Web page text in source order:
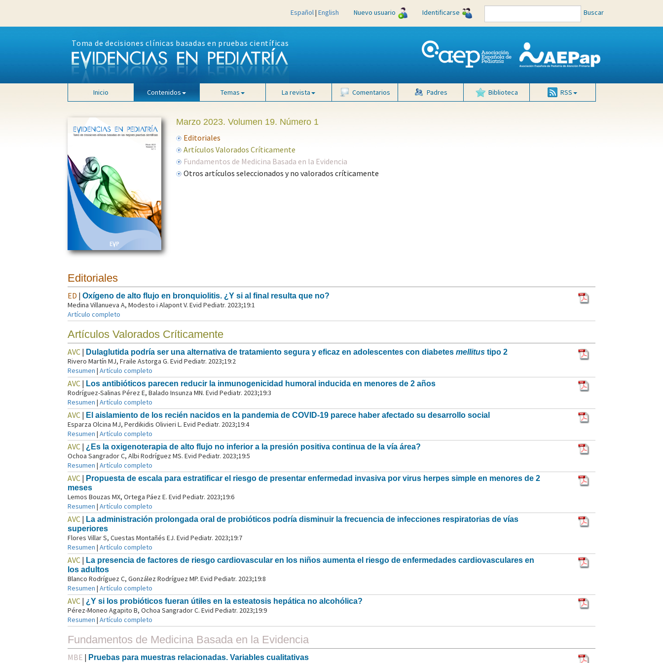
Español| English Nuevo usuario Identificarse Buscar
Toma de decisiones clínicas basadas en pruebas científicas
Inicio Contenidos Temas La revista Comentarios Padres Biblioteca RSS
Marzo 2023. Volumen 19. Número 1
Editoriales
Artículos Valorados Críticamente
Fundamentos de Medicina Basada en la Evidencia
Otros artículos seleccionados y no valorados críticamente
Editoriales
ED | Oxígeno de alto flujo en bronquiolitis. ¿Y si al final resulta que no?
Medina Villanueva A, Modesto i Alapont V. Evid Pediatr. 2023;19:1
Artículo completo
Artículos Valorados Críticamente
AVC | Dulaglutida podría ser una alternativa de tratamiento segura y eficaz en adolescentes con diabetes mellitus tipo 2
Rivero Martín MJ, Fraile Astorga G. Evid Pediatr. 2023;19:2
Resumen | Artículo completo
AVC | Los antibióticos parecen reducir la inmunogenicidad humoral inducida en menores de 2 años
Rodríguez-Salinas Pérez E, Balado Insunza MN. Evid Pediatr. 2023;19:3
Resumen | Artículo completo
AVC | El aislamiento de los recién nacidos en la pandemia de COVID-19 parece haber afectado su desarrollo social
Esparza Olcina MJ, Perdikidis Olivieri L. Evid Pediatr. 2023;19:4
Resumen | Artículo completo
AVC | ¿Es la oxigenoterapia de alto flujo no inferior a la presión positiva continua de la vía área?
Ochoa Sangrador C, Albi Rodríguez MS. Evid Pediatr. 2023;19:5
Resumen | Artículo completo
AVC | Propuesta de escala para estratificar el riesgo de presentar enfermedad invasiva por virus herpes simple en menores de 2
meses
Lemos Bouzas MX, Ortega Páez E. Evid Pediatr. 2023;19:6
Resumen | Artículo completo
AVC | La administración prolongada oral de probióticos podría disminuir la frecuencia de infecciones respiratorias de vías
superiores
Flores Villar S, Cuestas Montañés EJ. Evid Pediatr. 2023;19:7
Resumen | Artículo completo
AVC | La presencia de factores de riesgo cardiovascular en los niños aumenta el riesgo de enfermedades cardiovasculares en
los adultos
Blanco Rodríguez C, González Rodríguez MP. Evid Pediatr. 2023;19:8
Resumen | Artículo completo
AVC | ¿Y si los probióticos fueran útiles en la esteatosis hepática no alcohólica?
Pérez-Moneo Agapito B, Ochoa Sangrador C. Evid Pediatr. 2023;19:9
Resumen | Artículo completo
Fundamentos de Medicina Basada en la Evidencia
MBE | Pruebas para muestras relacionadas. Variables cualitativas